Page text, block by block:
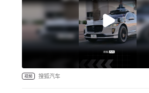
视频 搜狐汽车